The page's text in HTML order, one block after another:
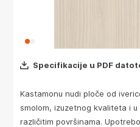
Specifikacije u PDF
Kastamonu nudi ploče od
smolom, izuzetnog kvaliteta i
različitim površinama.